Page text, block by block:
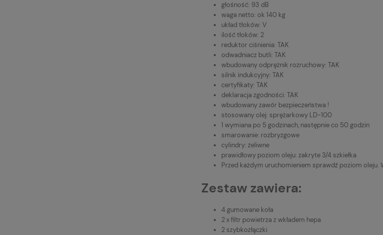
głośność: 93 dB
waga netto: ok 140 kg
układ tłoków: V
ilość tłoków: 2
reduktor ciśnienia: TAK
odwadniacz butli: TAK
wbudowany odprężnik rozruchowy: TAK
silnik indukcyjny: TAK
certyfikaty: TAK
deklaracja zgodności: TAK
wbudowany zawór bezpieczeństwa !
stosowany olej: sprężarkowy LD-100
1 wymiana po 5 godzinach, następnie co 50 godzin
smarowanie: rozbryzgowe
cylindry: żeliwne
prawidłowy poziom oleju: zakryte 3/4 szkiełka
Przed każdym uruchomieniem sprawdź poziom oleju.
Zestaw zawiera:
4 gumowane koła
2 x filtr powietrza z wkładem hepa
2 szybkozłączki